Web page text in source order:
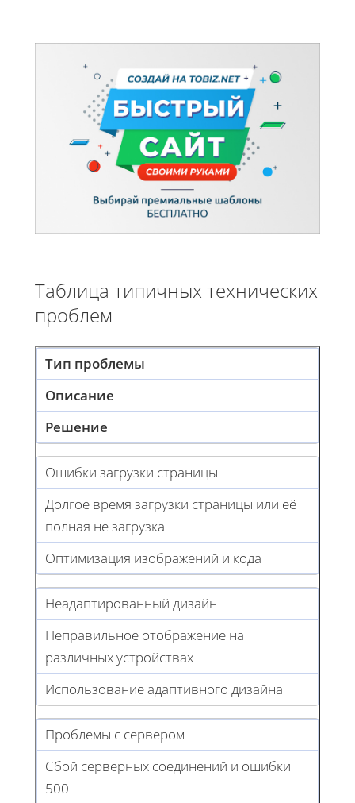
Таблица типичных технических
проблем
Тип проблемы
Описание
Решение
Ошибки загрузки страницы
Долгое время загрузки страницы или её
полная не загрузка
Оптимизация изображений и кода
Неадаптированный дизайн
Неправильное отображение на
различных устройствах
Использование адаптивного дизайна
Проблемы с сервером
Сбой серверных соединений и ошибки
500